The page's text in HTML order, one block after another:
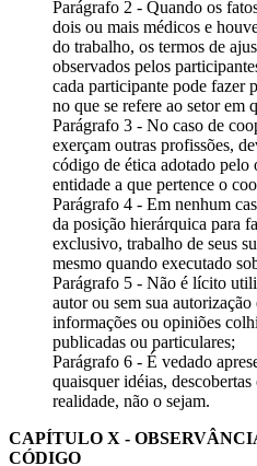
Parágrafo 2 - Quando os
dois ou mais médicos e
do trabalho, os termos de
observados pelos
cada participante pode fazer
no que se refere ao setor em
Parágrafo 3 - No caso de
exerçam outras profissões,
código de ética adotado pelo
entidade a que pertence o
Parágrafo 4 - Em nenhum
da posição hierárquica para
exclusivo, trabalho de seus
mesmo quando executado
Parágrafo 5 - Não é lícito
autor ou sem sua autorização
informações ou opiniões
publicadas ou particulares;
Parágrafo 6 - É vedado
quaisquer idéias,
realidade, não o sejam.
CAPÍTULO X -
CÓDIGO